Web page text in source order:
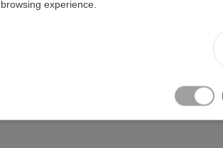
72 mérőág, 12
megjelenítő rendszer
browsing experience.